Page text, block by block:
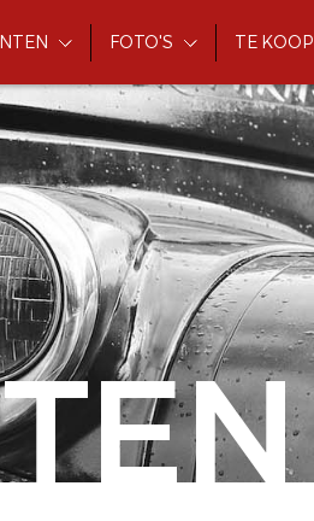
FOTO'S TE KOOP